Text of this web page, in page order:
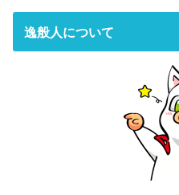
逸般人について